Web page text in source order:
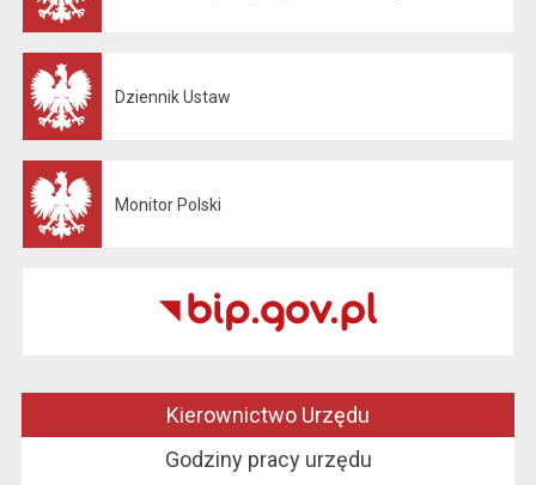
Dziennik Ustaw
Monitor Polski
Kierownictwo Urzędu
Godziny pracy urzędu